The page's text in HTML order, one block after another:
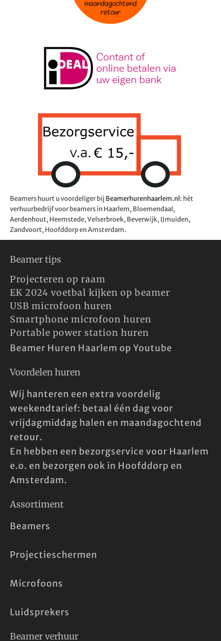
Beamers huurt u voordeliger bij Beamerhurenhaarlem.nl: hét
verhuurbedrijf voor beamers in Haarlem, Bloemendaal,
Aerdenhout, Heemstede, Velserbroek, Beverwijk, IJmuiden,
Zandvoort, Hoofddorp en Amsterdam.
Beamer tips
Projecteren op raam
EK 2024 voetbal kijken op beamer
USB microfoon huren
Smartphone microfoon huren
Portable power station huren
Beamer Huren Haarlem op Youtube
Voordelen huren
Wij hanteren een extra voordelig
weekendtarief: betaal één dag voor
vrijdagmiddag halen en maandagochtend
retour.
En hebben een bezorgservice voor Haarlem
e.o. en bezorgen ook in Hoofddorp en
Amsterdam.
Assortiment
Beamers
Projectieschermen
Microfoons
Luidsprekers
Beamer verhuur